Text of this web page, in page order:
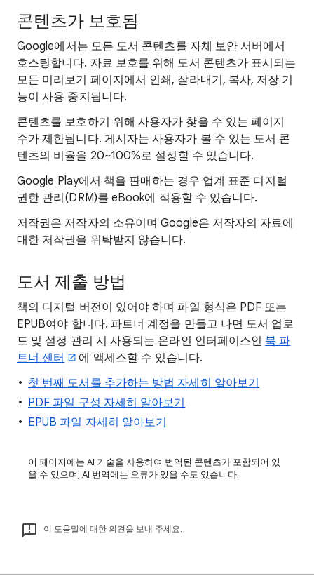
콘텐츠가 보호됨
Google에서는 모든 도서 콘텐츠를 자체 보안 서버에서
호스팅합니다. 자료 보호를 위해 도서 콘텐츠가 표시되는
모든 미리보기 페이지에서 인쇄, 잘라내기, 복사, 저장 기
능이 사용 중지됩니다.
콘텐츠를 보호하기 위해 사용자가 찾을 수 있는 페이지
수가 제한됩니다. 게시자는 사용자가 볼 수 있는 도서 콘
텐츠의 비율을 20~100%로 설정할 수 있습니다.
Google Play에서 책을 판매하는 경우 업계 표준 디지털
권한 관리(DRM)를 eBook에 적용할 수 있습니다.
저작권은 저작자의 소유이며 Google은 저작자의 자료에
대한 저작권을 위탁받지 않습니다.
도서 제출 방법
책의 디지털 버전이 있어야 하며 파일 형식은 PDF 또는
EPUB여야 합니다. 파트너 계정을 만들고 나면 도서 업로
드 및 설정 관리 시 사용되는 온라인 인터페이스인 북 파
트너 센터
에 액세스할 수 있습니다.
첫 번째 도서를 추가하는 방법 자세히 알아보기
PDF 파일 구성 자세히 알아보기
EPUB 파일 자세히 알아보기
이 페이지에는 AI 기술을 사용하여 번역된 콘텐츠가 포함되어 있
을 수 있으며, AI 번역에는 오류가 있을 수도 있습니다.
이 도움말에 대한 의견을 보내 주세요.